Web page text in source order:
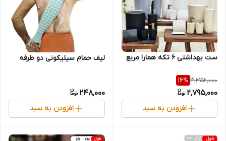
ست بهداشتی 6 تکه همارا مربع
3,352,000
16%
2,795,000
افزودن به سبد
لیف حمام سیلیکونی دو طرفه
248,000
افزودن به سبد